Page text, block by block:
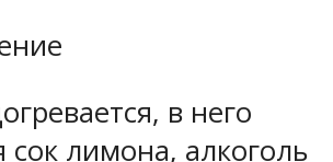
в него
сок лимона, алкоголь